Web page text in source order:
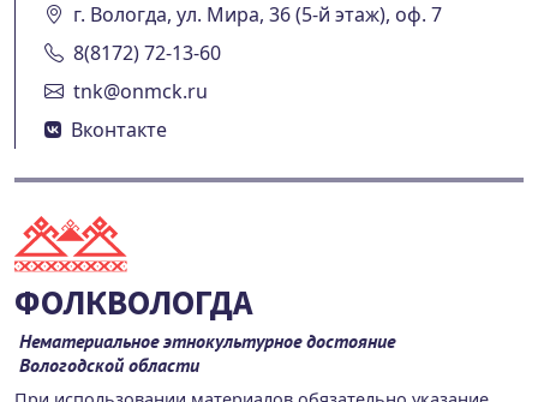
г. Вологда, ул. Мира, 36 (5-й этаж), оф. 7
8(8172) 72-13-60
tnk@onmck.ru
Вконтакте
ФОЛКВОЛОГДА
Нематериальное этнокультурное достояние
Вологодской области